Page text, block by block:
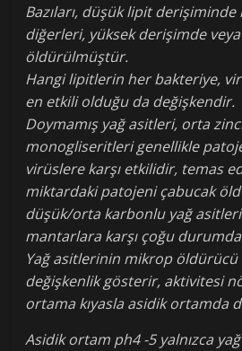
Bazıları, düşük lipit derişiminde
diğerleri, yüksek derişimde
öldürülmüştür.
Hangi lipitlerin her bakteriye,
en etkili olduğu da değişkendir.
Doymamış yağ asitleri, orta
monogliseritleri genellikle
virüslere karşı etkilidir, temas
miktardaki patojeni çabucak
düşük/orta karbonlu yağ asitleri
mantarlara karşı çoğu
Yağ asitlerinin mikrop öldürücü
değişkenlik gösterir, aktivitesi
ortama kıyasla asidik ortamda
Asidik ortam ph4 -5 yalnızca